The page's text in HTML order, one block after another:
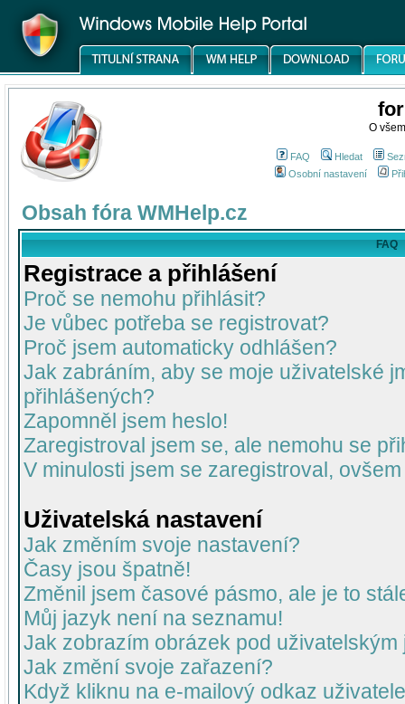
O
FAQ Hledat
Osobní nastavení
Obsah fóra WMHelp.cz
FAQ
Registrace a přihlášení
Proč se nemohu přihlásit?
Je vůbec potřeba se registrovat?
Proč jsem automaticky odhlášen?
Jak zabráním, aby se moje uživatelské
přihlášených?
Zapomněl jsem heslo!
Zaregistroval jsem se, ale nemohu se
V minulosti jsem se zaregistroval,
Uživatelská nastavení
Jak změním svoje nastavení?
Časy jsou špatně!
Změnil jsem časové pásmo, ale je to
Můj jazyk není na seznamu!
Jak zobrazím obrázek pod uživatelským
Jak změní svoje zařazení?
Když kliknu na e-mailový odkaz